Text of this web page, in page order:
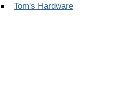
Tom's Hardware